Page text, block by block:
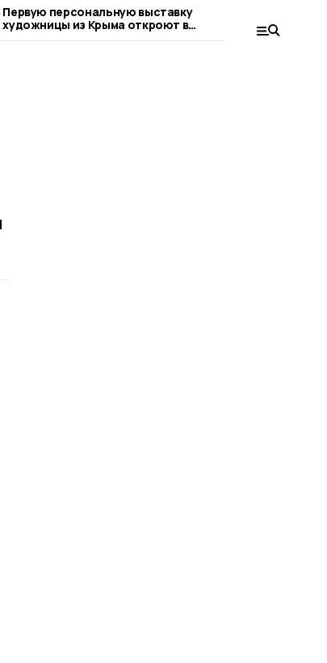
Первую персональную выставку
художницы из Крыма откроют в
Мичуринске
стиле